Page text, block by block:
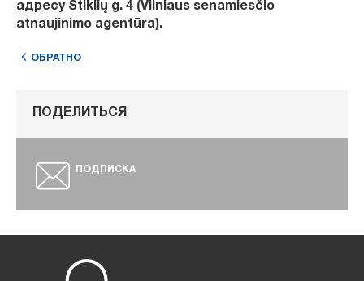
адресу Stiklių g. 4 (Vilniaus senamiesčio
atnaujinimo agentūra).
ОБРАТНО
ПОДЕЛИТЬСЯ
ПОДПИСКА